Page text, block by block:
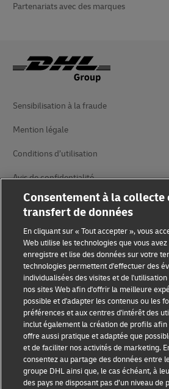
Partenariats avec des marques
Sensibilisation à la fraude
Mention légale
Conditions d’utilisation
Avis de confidentialité
Informations complémentaires
Suivez-nous
2026 © - all rights
Consentement à la collecte
transfert de données
En cliquant sur « Tout accepter », vous
Web utilise les technologies que vous
enregistre et lise des données sur votre
technologies permettent d'effectuer des
individualisées des visites et de
nos sites Web afin d'offrir la meilleure
possible et d'adapter les contenus ou les
préférences et aux centres d'intérêt des
inclut également la création de profils
offre aussi pratique et adaptée que
et de faciliter nos activités de marketing.
consentez au partage des données entre
groupe DHL ainsi que, le cas échéant, à
des pays ne disposant pas d’un niveau de